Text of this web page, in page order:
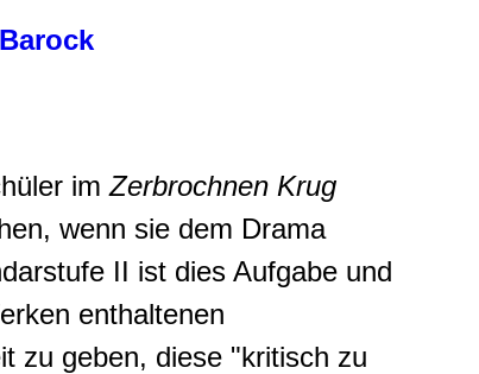
imZerbrochnen Krug
wenn sie dem Drama
II ist dies Aufgabe und
enthaltenen
zu geben, diese "kritisch zu